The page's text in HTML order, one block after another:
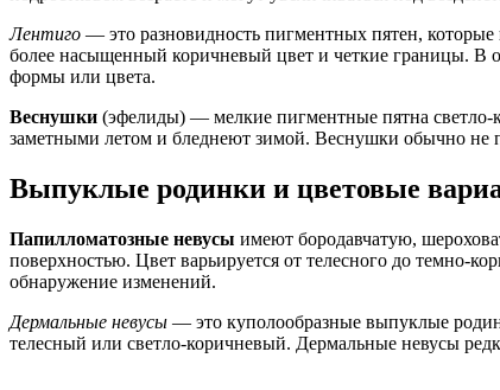
Лентиго — это разновидность пигментных пятен,
более насыщенный коричневый цвет и четкие границы. В
формы или цвета.
Веснушки (эфелиды) — мелкие пигментные пятна светло-
заметными летом и бледнеют зимой. Веснушки обычно не
Выпуклые родинки и цветовые
Папилломатозные невусы имеют бородавчатую,
поверхностью. Цвет варьируется от телесного до темно-
обнаружение изменений.
Дермальные невусы — это куполообразные выпуклые
телесный или светло-коричневый. Дермальные невусы